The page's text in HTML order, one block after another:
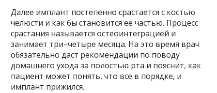
Далее имплант постепенно срастается с костью
челюсти и как бы становится ее частью. Процесс
срастания называется остеоинтеграцией и
занимает три–четыре месяца. На это время врач
обязательно даст рекомендации по поводу
домашнего ухода за полостью рта и пояснит, как
пациент может понять, что все в порядке, и
имплант прижился.